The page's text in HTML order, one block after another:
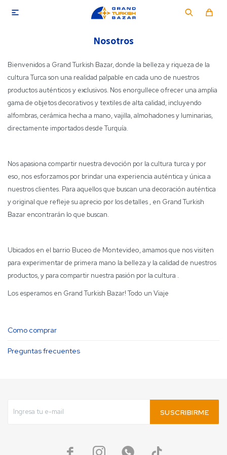

Nosotros
Bienvenidos a Grand Turkish Bazar, donde la belleza y riqueza de la
cultura Turca son una realidad palpable en cada uno de nuestros
productos auténticos y exclusivos. Nos enorgullece ofrecer una amplia
gama de objetos decorativos y textiles de alta calidad, incluyendo
alfombras, cerámica hecha a mano, vajilla, almohadones y luminarias,
directamente importados desde Turquía.
Nos apasiona compartir nuestra devoción por la cultura turca y por
eso, nos esforzamos por brindar una experiencia auténtica y única a
nuestros clientes. Para aquellos que buscan una decoración auténtica
y original que refleje su aprecio por los detalles , en Grand Turkish
Bazar encontrarán lo que buscan.
Ubicados en el barrio Buceo de Montevideo, amamos que nos visiten
para experimentar de primera mano la belleza y la calidad de nuestros
productos, y para compartir nuestra pasión por la cultura .
Los esperamos en Grand Turkish Bazar! Todo un Viaje
Como comprar
Preguntas frecuentes
SUSCRIBIRME
   